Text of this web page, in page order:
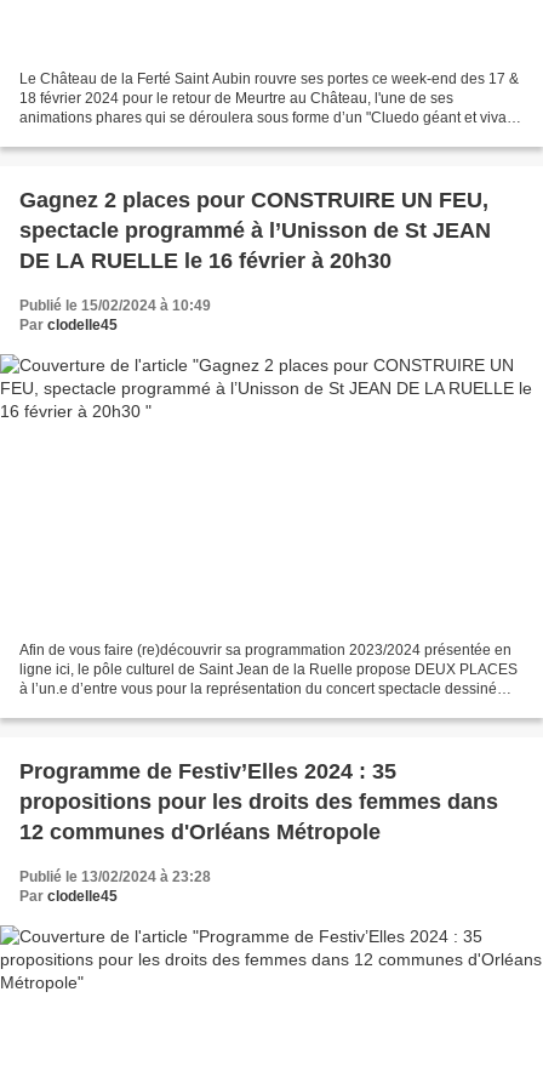
Le Château de la Ferté Saint Aubin rouvre ses portes ce week-end des 17 &
18 février 2024 pour le retour de Meurtre au Château, l'une de ses
animations phares qui se déroulera sous forme d’un "Cluedo géant et vivant"
Gagnez 2 places pour CONSTRUIRE UN FEU,
spectacle programmé à l’Unisson de St JEAN
DE LA RUELLE le 16 février à 20h30
Publié le 15/02/2024 à 10:49
Par clodelle45
Afin de vous faire (re)découvrir sa programmation 2023/2024 présentée en
ligne ici, le pôle culturel de Saint Jean de la Ruelle propose DEUX PLACES
à l’un.e d’entre vous pour la représentation du concert spectacle dessiné
Programme de Festiv’Elles 2024 : 35
propositions pour les droits des femmes dans
12 communes d'Orléans Métropole
Publié le 13/02/2024 à 23:28
Par clodelle45